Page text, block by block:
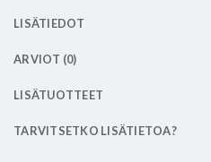
LISÄTIEDOT
ARVIOT (0)
LISÄTUOTTEET
TARVITSETKO LISÄTIETOA?